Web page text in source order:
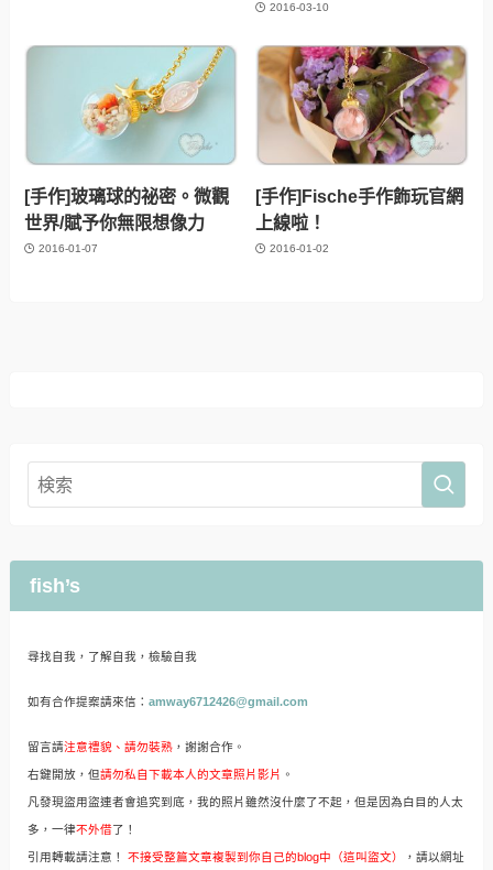
2016-03-10
[手作]玻璃球的祕密。微觀
世界/賦予你無限想像力
2016-01-07
[手作]Fische手作飾玩官網
上線啦！
2016-01-02
fish’s
尋找自我，了解自我，檢驗自我
如有合作提案請來信： amway6712426@gmail.com
留言請注意禮貌、請勿裝熟，謝謝合作。
右鍵開放，但請勿私自下載本人的文章照片影片 。
凡發現盜用盜連者會追究到底，我的照片雖然沒什麼了不起，但是因為白目的人太
多，一律不外借了！
引用轉載請注意！ 不接受整篇文章複製到你自己的blog中（這叫盜文） ，請以網址